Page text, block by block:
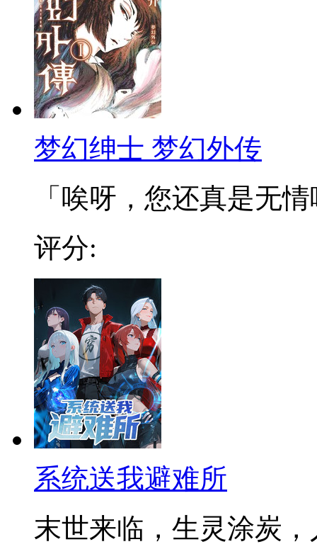
梦幻绅士 梦幻外传
「唉呀，您还真是无
评分:
系统送我避难所
末世来临，生灵涂炭，